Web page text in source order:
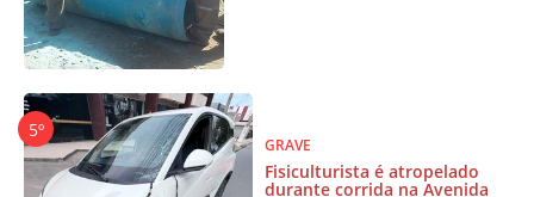
GRAVE
Fisiculturista é atropelado
durante corrida na Avenida